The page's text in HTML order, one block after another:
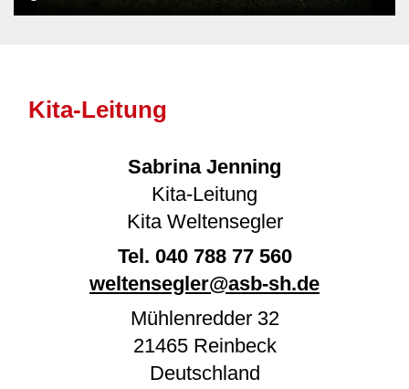
Kita-Leitung
Sabrina Jenning
Kita-Leitung
Kita Weltensegler
Tel. 040 788 77 560
weltensegler@asb-sh.de
Mühlenredder 32
21465 Reinbeck
Deutschland